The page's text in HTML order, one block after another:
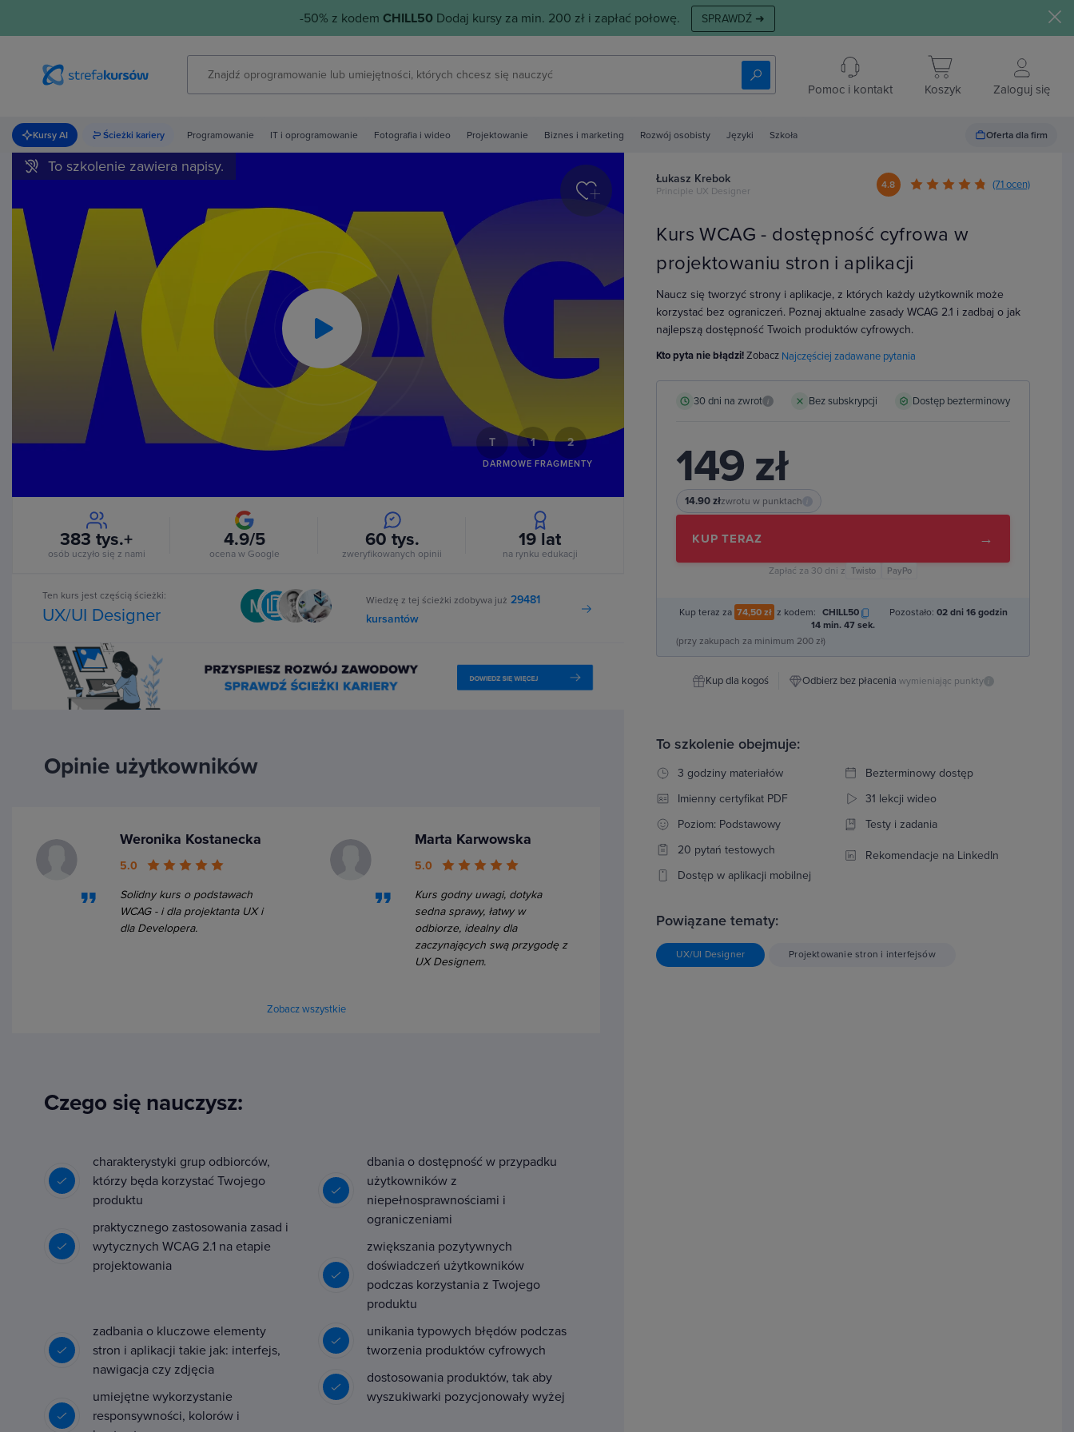
-50% z kodem CHILL50Dodaj kursy za min. 200 zł i zapłać połowę. SPRAWDŹ ➜
Pomoc i kontakt Koszyk Zaloguj się
Kursy AI Ścieżki kariery Programowanie IT i oprogramowanie Fotografia i wideo Projektowanie Biznes i marketing Rozwój osobisty Języki Szkoła Oferta dla firm
Play
Video
T 1 2
DARMOWE FRAGMENTY
To szkolenie zawiera napisy.
383 tys.+
osób uczyło się z nami
4.9/5
ocena w Google
60 tys.
zweryfikowanych opinii
19 lat
na rynku edukacji
Ten kurs jest częścią ścieżki:
UX/UI Designer
Wiedzę z tej ścieżki zdobywa już 29481
kursantów
Opinie użytkowników
Weronika Kostanecka
5.0
Solidny kurs o podstawach
WCAG - i dla projektanta UX i
dla Developera.
Marta Karwowska
5.0
Kurs godny uwagi, dotyka
sedna sprawy, łatwy w
odbiorze, idealny dla
zaczynających swą przygodę z
UX Designem.
Zobacz wszystkie
Czego się nauczysz:
charakterystyki grup odbiorców,
którzy będa korzystać Twojego
produktu
praktycznego zastosowania zasad i
wytycznych WCAG 2.1 na etapie
projektowania
dbania o dostępność w przypadku
użytkowników z
niepełnosprawnościami i
ograniczeniami
zwiększania pozytywnych
doświadczeń użytkowników
podczas korzystania z Twojego
produktu
zadbania o kluczowe elementy
stron i aplikacji takie jak: interfejs,
nawigacja czy zdjęcia
umiejętne wykorzystanie
responsywności, kolorów i
unikania typowych błędów podczas
tworzenia produktów cyfrowych
dostosowania produktów, tak aby
wyszukiwarki pozycjonowały wyżej
Łukasz Krebok
Principle UX Designer
4.8 (71 ocen)
Kurs WCAG - dostępność cyfrowa w
projektowaniu stron i aplikacji
Naucz się tworzyć strony i aplikacje, z których każdy użytkownik może
korzystać bez ograniczeń. Poznaj aktualne zasady WCAG 2.1 i zadbaj o jak
najlepszą dostępność Twoich produktów cyfrowych.
Kto pyta nie błądzi!Zobacz Najczęściej zadawane pytania
30 dni na zwrot i Bez subskrypcji Dostęp bezterminowy
149 zł
14.90 złzwrotu w punktach
KUP TERAZ →
Zapłać za 30 dni z Twisto PayPo
Kup teraz za 74,50 zł z kodem: CHILL50 Pozostało: 02 dni 16 godzin
14 min. 46 sek.
(przy zakupach za minimum 200 zł)
Kup dla kogoś Odbierz bez płacenia wymieniając punkty i
To szkolenie obejmuje:
3 godziny materiałów
Bezterminowy dostęp
Imienny certyfikat PDF
31 lekcji wideo
Poziom: Podstawowy
Testy i zadania
20 pytań testowych
Rekomendacje na LinkedIn
Dostęp w aplikacji mobilnej
Powiązane tematy:
UX/UI Designer Projektowanie stron i interfejsów